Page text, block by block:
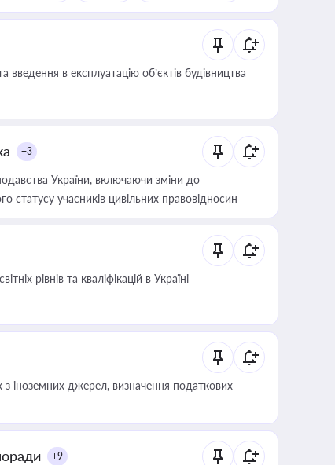
в експлуатацію об’єктів будівництва
+3
України, включаючи зміни до
статусу учасників цивільних правовідносин
рівнів та кваліфікацій в Україні
з іноземних джерел, визначення податкових
+9